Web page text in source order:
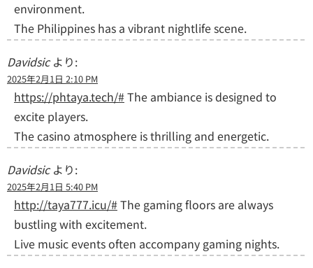
environment.
The Philippines has a vibrant nightlife scene.
Davidsic より:
2025年2月1日 2:10 PM
https://phtaya.tech/#The ambiance is designed to
excite players.
The casino atmosphere is thrilling and energetic.
Davidsic より:
2025年2月1日 5:40 PM
http://taya777.icu/#The gaming floors are always
bustling with excitement.
Live music events often accompany gaming nights.